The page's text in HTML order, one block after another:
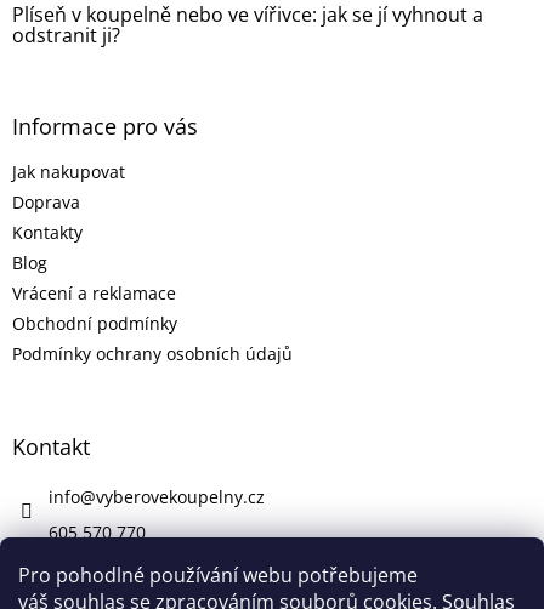
Pro pohodlné používání webu potřebujeme
váš souhlas se zpracováním souborů cookies. Souhlas
Plíseň v koupelně nebo ve vířivce: jak se jí vyhnout a
odstranit ji?
Informace pro vás
Jak nakupovat
Doprava
Kontakty
Blog
Vrácení a reklamace
Obchodní podmínky
Podmínky ochrany osobních údajů
Kontakt
info@vyberovekoupelny.cz
605 570 770
https://www.facebook.com/vyberovekoupelny/